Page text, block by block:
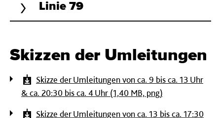
Linie 79
Skizzen der Umleitungen
Skizze der Umleitungen von ca. 9 bis ca. 13 Uhr
& ca. 20:30 bis ca. 4 Uhr (1,40 MB, png)
Skizze der Umleitungen von ca. 13 bis ca. 17:30